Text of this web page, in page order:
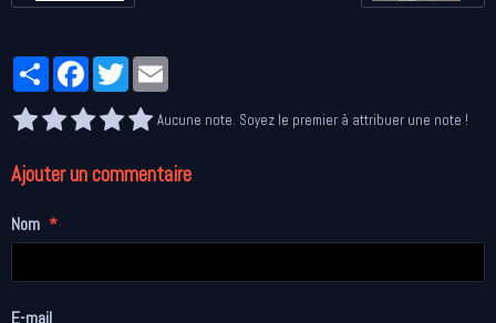
PartagerFacebookTwitter
Aucune note. Soyez le premier à attribuer une note !
Ajouter un commentaire
Nom